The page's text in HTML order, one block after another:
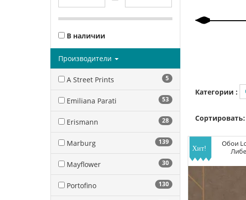
В наличии
Производители
A Street Prints 5
Emiliana Parati 53
Erismann 28
Marburg 139
Mayflower 30
Portofino 130
Категории :
Сортировать:
Обои